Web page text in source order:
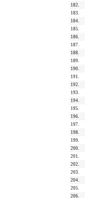
182.
183.
184.
185.
186.
187.
188.
189.
190.
191.
192.
193.
194.
195.
196.
197.
198.
199.
200.
201.
202.
203.
204.
205.
206.